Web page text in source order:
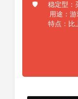
🛡️
稳定型：
用途：游
特点：比